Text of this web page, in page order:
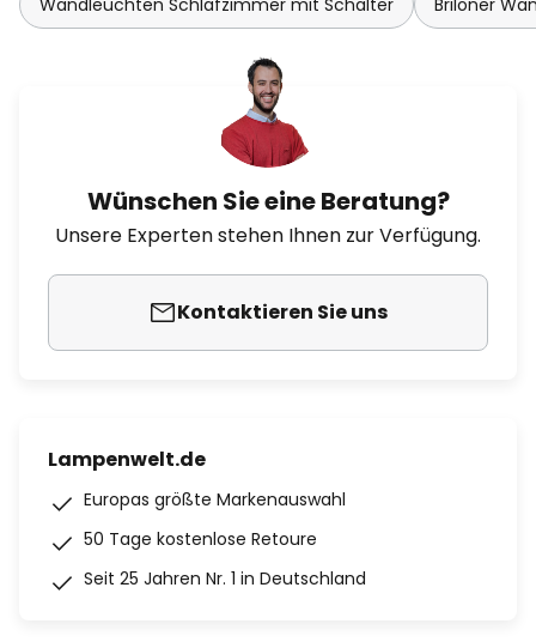
Wandleuchten Schlafzimmer mit Schalter Briloner
Wünschen Sie eine Beratung?
Unsere Experten stehen Ihnen zur Verfügung.
Kontaktieren Sie uns
Lampenwelt.de
Europas größte Markenauswahl
50 Tage kostenlose Retoure
Seit 25 Jahren Nr. 1 in Deutschland